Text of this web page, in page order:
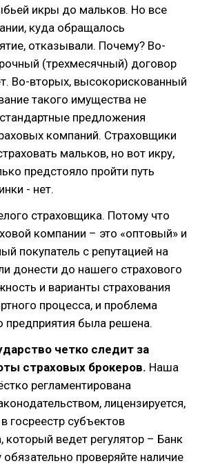
икры до мальков. Но все
куда обращалось
отказывали. Почему? Во-
(трехмесячный) договор
Во-вторых, высокорискованный
такого имущества не
предложения
компаний. Страховщики
мальков, но вот икру,
предстояло пройти путь
- нет.
страховщика. Потому что
компании – это «оптовый» и
покупатель с репутацией на
донести до нашего страхового
и варианты страхования
процесса, и проблема
предприятия была решена.
четко следит за
страховых брокеров. Наша
регламентирована
лицензируется,
госреестр субъектов
который ведет регулятор – Банк
проверяйте наличие